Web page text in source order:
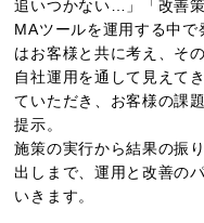
追いつかない…」「改善
MAツールを運用する中で
はお客様と共に考え、そ
自社運用を通して見えて
ていただき、お客様の課
提示。
施策の実行から結果の振
出しまで、運用と改善の
いきます。